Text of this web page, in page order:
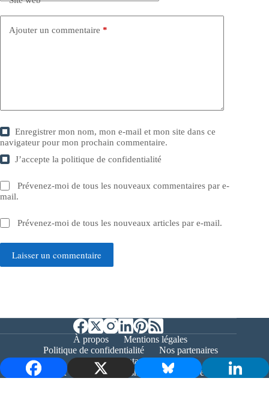
Ajouter un commentaire *
Enregistrer mon nom, mon e-mail et mon site dans ce
navigateur pour mon prochain commentaire.
J’accepte lapolitique de confidentialité
Prévenez-moi de tous les nouveaux commentaires par e-
mail.
Prévenez-moi de tous les nouveaux articles par e-mail.
Laisser un commentaire
À propos
Mentions légales
Politique de confidentialité
Nos partenaires
Contact
Copyright © 2026 - Bernieshoot.fr Journal Web